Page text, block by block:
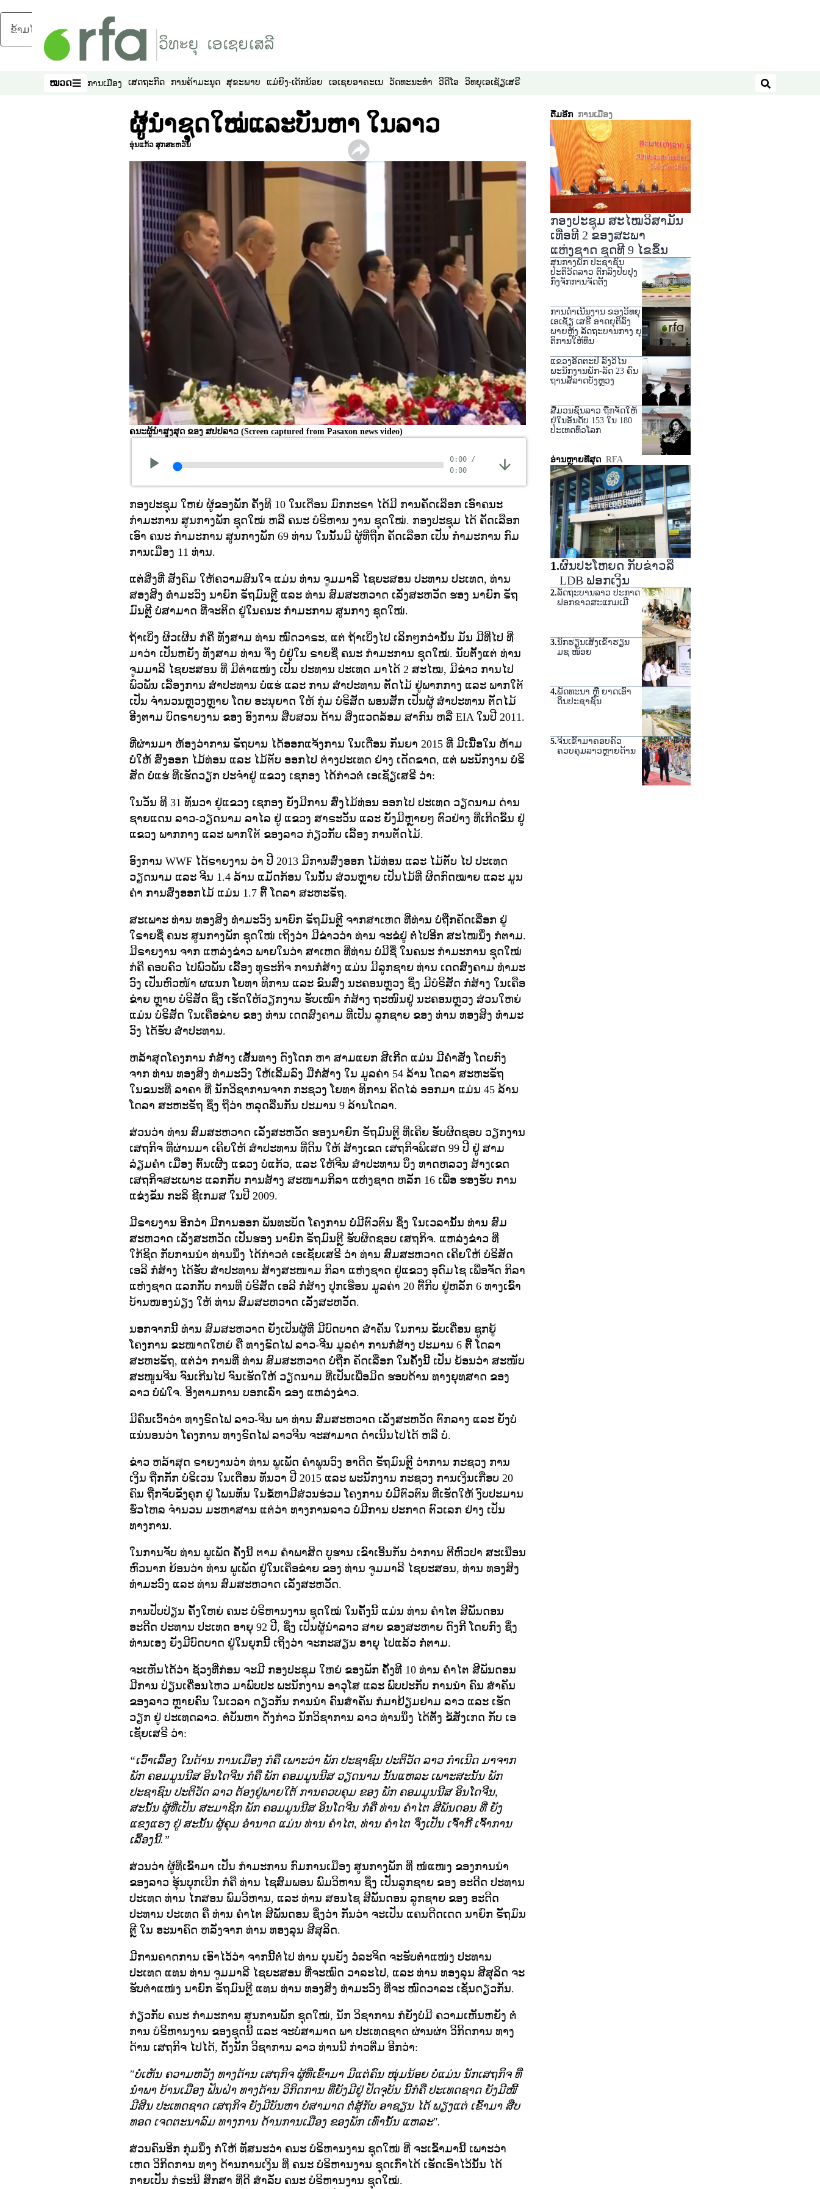
ຂ້າມໄປຍັງເນື້ອຫາຫຼັກ
ໝວດ
ໝວດ ການເມືອງ ເສດຖະກິດ ການຄ້າມະນຸດ ສຸຂະພາບ ແມ່ຍິງ-ເດັກນ້ອຍ ເອເຊຍອາຄະເນ ວັດທະນະທຳ ວີດີໂອ ວິທຍຸເອເຊັຽເສຣີ
ຄົ້ນຫາ
ຜູ້ນໍາຊຸດໃໝ່ແລະບັນຫາ ໃນລາວ
ອຸ່ນແກ້ວ ສຸກສະຫວັນ
ຄນະຜູ້ນໍາສູງສຸດ ຂອງ ສປປລາວ (Screen captured from Pasaxon news video)
0:00 /
0:00
ກອງປະຊຸມ ໃຫຍ່ ຜູ້ຂອງພັກ ຄັ້ງທີ 10 ໃນເດືອນ ມົກກະຣາ ໄດ້ມີ ການຄັດເລືອກ ເອົາຄນະ
ກໍາມະການ ສູນກາງພັກ ຊຸດໃໝ່ ຫລື ຄນະ ບໍຣິຫານ ງານ ຊຸດໃໝ່. ກອງປະຊຸມ ໄດ້ ຄັດເລືອກ
ເອົາ ຄນະ ກໍາມະການ ສູນກາງພັກ 69 ທ່ານ ໃນນັ້ນມີ ຜູ້ທີ່ຖືກ ຄັດເລືອກ ເປັນ ກໍາມະການ ກົມ
ການເມືອງ 11 ທ່ານ.
ແຕ່ສິ່ງທີ່ ສັງຄົມ ໃຫ້ຄວາມສົນໃຈ ແມ່ນ ທ່ານ ຈູມມາລີ ໄຊຍະສອນ ປະທານ ປະເທດ, ທ່ານ
ສອງສິງ ທໍາມະວົງ ນາຍົກ ຣັຖມົນຕຼີ ແລະ ທ່ານ ສົມສະຫວາດ ເລັ່ງສະຫວັດ ຮອງ ນາຍົກ ຣັຖ
ມົນຕຼີ ບໍ່ສາມາດ ທີ່ຈະຕິດ ຢູ່ໃນຄນະ ກໍາມະການ ສູນກາງ ຊຸດໃໝ່.
ຖ້າເບິ່ງ ຜິວເຜີນ ກໍຄື ທັງສາມ ທ່ານ ໝົດວາຣະ, ແຕ່ ຖ້າເບິ່ງໄປ ເລິກໆກວ່ານັ້ນ ມັນ ມີທີ່ໄປ ທີ່
ມາວ່າ ເປັນຫຍັງ ທັງສາມ ທ່ານ ຈຶ່ງ ບໍ່ຢູ່ໃນ ຣາຍຊື່ ຄນະ ກໍາມະການ ຊຸດໃໝ່. ນັບຕັ້ງແຕ່ ທ່ານ
ຈູມມາລີ ໄຊຍະສອນ ທີ່ ມີຕໍາແໜ່ງ ເປັນ ປະທານ ປະເທດ ມາໄດ້ 2 ສະໄໝ, ມີຂ່າວ ການໄປ
ພົວພັນ ເລື້ອງການ ສໍາປະທານ ບໍ່ແຮ່ ແລະ ການ ສໍາປະທານ ຕັດໄມ້ ຢູ່ພາກກາງ ແລະ ພາກໃຕ້
ເປັນ ຈໍານວນຫຼວງຫຼາຍ ໂດຍ ອະນຸຍາດ ໃຫ້ ກຸ່ມ ບໍຣິສັດ ພອນສັກ ເປັນຜູ້ ສໍາປະທານ ຕັດໄມ້
ອີງຕາມ ບົດຣາຍງານ ຂອງ ອົງການ ສືບສວນ ດ້ານ ສິ່ງແວດລ້ອມ ສາກົນ ຫລື EIA ໃນປີ 2011.
ທີ່ຜ່ານມາ ຫ້ອງວ່າການ ຣັຖບານ ໄດ້ອອກແຈ້ງການ ໃນເດືອນ ກັນຍາ 2015 ທີ່ ມີເນື້ອໃນ ຫ້າມ
ບໍ່ໃຫ້ ສົ່ງອອກ ໄມ້ທ່ອນ ແລະ ໄມ້ຕັບ ອອກໄປ ຕ່າງປະເທດ ຢ່າງ ເດັດຂາດ, ແຕ່ ພະນັກງານ ບໍຣິ
ສັດ ບໍ່ແຮ່ ທີ່ເຮັດວຽກ ປະຈໍາຢູ່ ແຂວງ ເຊກອງ ໄດ້ກ່າວຕໍ່ ເອເຊັຽເສຣີ ວ່າ:
ໃນວັນ ທີ 31 ທັນວາ ຢູ່ແຂວງ ເຊກອງ ຍັງມີການ ສົ່ງໄມ້ທ່ອນ ອອກໄປ ປະເທດ ວຽດນາມ ດ່ານ
ຊາຍແດນ ລາວ-ວຽດນາມ ລາໄລ ຢູ່ ແຂວງ ສາຣະວັນ ແລະ ຍັງມີຫຼາຍໆ ຕົວຢ່າງ ທີ່ເກີດຂຶ້ນ ຢູ່
ແຂວງ ພາກກາງ ແລະ ພາກໃຕ້ ຂອງລາວ ກ່ຽວກັບ ເລື້ອງ ການຕັດໄມ້.
ອົງການ WWF ໄດ້ຣາຍງານ ວ່າ ປີ 2013 ມີການສົ່ງອອກ ໄມ້ທ່ອນ ແລະ ໄມ້ຕັບ ໄປ ປະເທດ
ວຽດນາມ ແລະ ຈີນ 1.4 ລ້ານ ແມັດກ້ອນ ໃນນັ້ນ ສ່ວນຫຼາຍ ເປັນໄມ້ທີ່ ຜິດກົດໝາຍ ແລະ ມູນ
ຄ່າ ການສົ່ງອອກໄມ້ ແມ່ນ 1.7 ຕື້ ໂດລາ ສະຫະຣັຖ.
ສະເພາະ ທ່ານ ທອງສິງ ທໍາມະວົງ ນາຍົກ ຣັຖມົນຕຼີ ຈາກສາເຫດ ທີ່ທ່ານ ບໍ່ຖືກຄັດເລືອກ ຢູ່
ໃຣາຍຊື່ ຄນະ ສູນກາງພັກ ຊຸດໃໝ່ ເຖິງວ່າ ມີຂ່າວວ່າ ທ່ານ ຈະຂໍຢູ່ ຕໍ່ໄປອີກ ສະໄໝນຶ່ງ ກໍຕາມ.
ມີຣາຍງານ ຈາກ ແຫລ່ງຂ່າວ ພາຍໃນວ່າ ສາເຫດ ທີ່ທ່ານ ບໍ່ມີຊື່ ໃນຄນະ ກໍາມະການ ຊຸດໃໝ່
ກໍຄື ຄອບຄົວ ໄປພົວພັນ ເລື້ຶ້ອງ ທຸຣະກິຈ ການກໍ່ສ້າງ ແມ່ນ ມີລູກຊາຍ ທ່ານ ເດດສົງຄາມ ທໍາມະ
ວົງ ເປັນຫົວໜ້າ ຜແນກ ໂຍທາ ທິການ ແລະ ຂົນສົ່ງ ນະຄອນຫຼວງ ຊຶ່ງ ມີບໍຣິສັດ ກໍ່ສ້າງ ໃນເຄືອ
ຂ່າຍ ຫຼາຍ ບໍຣິສັດ ຊຶ່ງ ເຮັດໃຫ້ວຽກງານ ຮັບເໝົາ ກໍ່ສ້າງ ຖະໜົນຢູ່ ນະຄອນຫຼວງ ສ່ວນໃຫຍ່
ແມ່ນ ບໍຣິສັດ ໃນເຄືອຂ່າຍ ຂອງ ທ່ານ ເດດສົງຄາມ ທີ່ເປັນ ລູກຊາຍ ຂອງ ທ່ານ ທອງສິງ ທໍາມະ
ວົງ ໄດ້ຮັບ ສໍາປະທານ.
ຫລ້າສຸດໂຄງການ ກໍ່ສ້າງ ເສັ້ນທາງ ດົງໂດກ ຫາ ສາມແຍກ ສີເກີດ ແມ່ນ ມີຄໍາສັ່ງ ໂດຍກົງ
ຈາກ ທ່ານ ທອງສິງ ທໍາມະວົງ ໃຫ້ເລີ້ມລົງ ມືກໍ່ສ້າງ ໃນ ມູລຄ່າ 54 ລ້ານ ໂດລາ ສະຫະຣັຖ
ໃນຂນະທີ່ ລາຄາ ທີ່ ນັກວິຊາການຈາກ ກະຊວງ ໂຍທາ ທິການ ຄິດໄລ່ ອອກມາ ແມ່ນ 45 ລ້ານ
ໂດລາ ສະຫະຣັຖ ຊຶ່ງ ຖືວ່າ ຫລຸດລືີ່ນກັນ ປະມານ 9 ລ້ານໂດລາ.
ສ່ວນວ່າ ທ່ານ ສົມສະຫວາດ ເລັ່ງສະຫວັດ ຮອງນາຍົກ ຣັຖມົນຕຼີ ທີ່ເຄີຍ ຮັບຜິດຊອບ ວຽກງານ
ເສຖກິຈ ທີ່ຜ່ານມາ ເຄີຍໃຫ້ ສໍາປະທານ ທີ່ດິນ ໃຫ້ ສ້າງເຂດ ເສຖກິຈພິເສດ 99 ປີ ຢູ່ ສາມ
ລ່ຽມຄໍາ ເມືຶອງ ຕົ້ນເຜີ້ງ ແຂວງ ບໍ່ແກ້ວ, ແລະ ໃຫ້ຈີນ ສໍາປະທານ ບຶງ ທາດຫລວງ ສ້າງເຂດ
ເສຖກິຈສະເພາະ ແລກກັບ ການສ້າງ ສະໜາມກິລາ ແຫ່ງຊາດ ຫລັກ 16 ເພື່ອ ຮອງຮັບ ການ
ແຂ່ງຂັນ ກະລິ ຊີເກມສ ໃນປີ 2009.
ມີຣາຍງານ ອີກວ່າ ມີການອອກ ພັນທະບັດ ໂຄງການ ບໍ່ມີຕົວຕົນ ຊຶ່ງ ໃນເວລານັ້ນ ທ່ານ ສົມ
ສະຫວາດ ເລັ່ງສະຫວັດ ເປັນຮອງ ນາຍົກ ຣັຖມົນຕຼີ ຮັບຜິດຊອບ ເສຖກິຈ. ແຫລ່ງຂ່າວ ທີ່
ໃກ້ຊິດ ກັບການນໍາ ທ່ານນຶ່ງ ໄດ້ກ່າວຕໍ່ ເອເຊັຍເສຣີ ວ່າ ທ່ານ ສົມສະຫວາດ ເຄີຍໃຫ້ ບໍຣິສັດ
ເອລີ ກໍ່ສ້າງ ໄດ້ຮັບ ສໍາປະທານ ສ້າງສະໜາມ ກິລາ ແຫ່ງຊາດ ຢູ່ແຂວງ ອຸດົມໄຊ ເພື່ອຈັດ ກິລາ
ແຫ່ງຊາດ ແລກກັບ ການທີ່ ບໍຣິສັດ ເອລີ ກໍ່ສ້າງ ປຸກເຮືອນ ມູລຄ່າ 20 ຕື້ກີບ ຢູ່ຫລັກ 6 ທາງເຂົ້າ
ບ້ານໜອງນ່ຽງ ໃຫ້ ທ່ານ ສົມສະຫວາດ ເລັ່ງສະຫວັດ.
ນອກຈາກນີ້ ທ່ານ ສົມສະຫວາດ ຍັງເປັນຜູ້ທີ່ ມີບົດບາດ ສໍາຄັນ ໃນການ ຂັບເຄື່ອນ ຊູກຍູ້
ໂຄງການ ຂະໜາດໃຫຍ່ ຄື ທາງຣົດໄຟ ລາວ-ຈີນ ມູລຄ່າ ການກໍ່ສ້າງ ປະມານ 6 ຕື້ ໂດລາ
ສະຫະຣັຖ, ແຕ່ວ່າ ການທີ່ ທ່ານ ສົມສະຫວາດ ບໍ່ຖືກ ຄັດເລືອກ ໃນຄັ້ງນີ້ ເປັນ ຍ້ອນວ່າ ສະໜັບ
ສະໜູນຈີນ ຈົນເກີນໄປ ຈົນເຮັດໃຫ້ ວຽດນາມ ທີ່ເປັນເພື່ອມິດ ຮອບດ້ານ ທາງຍຸທສາດ ຂອງ
ລາວ ບໍ່ພໍໃຈ. ອີງຕາມການ ບອກເລົ່າ ຂອງ ແຫລ່ງຂ່າວ.
ມີຄົນເວົ້າວ່າ ທາງຣົດໄຟ ລາວ-ຈີນ ພາ ທ່ານ ສົມສະຫວາດ ເລັ່ງສະຫວັດ ຕົກລາງ ແລະ ຍັງບໍ່
ແນ່ນອນວ່າ ໂຄງການ ທາງຣົດໄຟ ລາວຈີນ ຈະສາມາດ ດໍາເນີນໄປໄດ້ ຫລື ບໍ່.
ຂ່າວ ຫລ້າສຸດ ຣາຍງານວ່າ ທ່ານ ພູເພັດ ຄໍາພູນວົງ ອາດີດ ຣັຖມົນຕຼີ ວ່າການ ກະຊວງ ການ
ເງິນ ຖືກກັກ ບໍຣິເວນ ໃນເດືອນ ທັນວາ ປີ 2015 ແລະ ພະນັກງານ ກະຊວງ ການເງິນເກືອບ 20
ຄົນ ຖືກຈັບຂັງຄຸກ ຢູ່ ໂພນທັນ ໃນຂໍ້ຫາມີສ່ວນຮ່ວມ ໂຄງການ ບໍ່ມີຕົວຕົນ ທີ່ເຮັດໃຫ້ ງົບປະມານ
ຮົ່ວໄຫລ ຈໍານວນ ມະຫາສານ ແຕ່ວ່າ ທາງການລາວ ບໍ່ມີການ ປະກາດ ຕົວເລກ ຢ່າງ ເປັນ
ທາງການ.
ໃນການຈັບ ທ່ານ ພູເພັດ ຄັ້ງນີ້ ຕາມ ຄໍາພາສິດ ບູຮານ ເຂົາເອີ້ນກັນ ວ່າການ ຕີຫົວປາ ສະເນືອນ
ຫົວນາກ ຍ້ອນວ່າ ທ່ານ ພູເພັດ ຢູ່ໃນເຄືອຂ່າຍ ຂອງ ທ່ານ ຈູມມາລີ ໄຊຍະສອນ, ທ່ານ ທອງສິງ
ທໍາມະວົງ ແລະ ທ່ານ ສົມສະຫວາດ ເລັ່ງສະຫວັດ.
ການປັບປ່ຽນ ຄັ້ງໃຫຍ່ ຄນະ ບໍຣິຫານງານ ຊຸດໃໝ່ ໃນຄັ້ງນີ້ ແມ່ນ ທ່ານ ຄໍາໄຕ ສີພັນດອນ
ອະດີດ ປະທານ ປະເທດ ອາຍຸ 92 ປີ, ຊຶ່ງ ເປັນຜູ້ນໍາລາວ ສາຍ ຂອງສະຫາຍ ດົງກີ ໂດຍກົງ ຊຶ່ງ
ທ່ານເອງ ຍັງມີບົດບາດ ຢູ່ໃນຍຸກນີ້ ເຖິງວ່າ ຈະກະສຽນ ອາຍຸ ໄປແລ້ວ ກໍຕາມ.
ຈະເຫັນໄດ້ວ່າ ຊ້ວງທີ່ກ່ອນ ຈະມີ ກອງປະຊຸມ ໃຫຍ່ ຂອງພັກ ຄັ້ງທີ 10 ທ່ານ ຄໍາໄຕ ສີພັນດອນ
ມີການ ປ່ຽນເຄື່ອນໄຫວ ມາພົບປະ ພະນັກງານ ອາວຸໂສ ແລະ ພົບປະກັບ ການນໍາ ຄົນ ສໍາຄັນ
ຂອງລາວ ຫຼາຍຄົນ ໃນເວລາ ດຽວກັນ ການນໍາ ຄົນສໍາຄັນ ກໍມາຢ້ຽມຢາມ ລາວ ແລະ ເຮັດ
ວຽກ ຢູ່ ປະເທດລາວ. ຕໍ່ບັນຫາ ດັ່ງກ່າວ ນັກວິຊາການ ລາວ ທ່ານນຶ່ງ ໄດ້ຕັ້ງ ຂໍ້ສັງເກດ ກັບ ເອ
ເຊັຍເສຣີ ວ່າ:
“ເວົ້າເລື້ອງ ໃນດ້ານ ການເມືອງ ກໍຄື ເພາະວ່າ ພັກ ປະຊາຊົນ ປະຕິວັດ ລາວ ກໍາເນີດ ມາຈາກ
ພັກ ຄອມມູນນີສ ອິນໂດຈີນ ກໍຄື ພັກ ຄອມມູນນີສ ວຽດນາມ ນັ້ນແຫລະ ເພາະສະນັ້ນ ພັກ
ປະຊາຊົນ ປະຕິວັດ ລາວ ຕ້ອງຢູ່ພາຍໃຕ້ ການຄວບຄຸມ ຂອງ ພັກ ຄອມມູນນີສ ອິນໂດຈີນ,
ສະນັ້ນ ຜູ້ທີ່ເປັນ ສະມາຊິກ ພັກ ຄອມມູນນີສ ອິນໂດຈີນ ກໍຄື ທ່ານ ຄໍາໄຕ ສີພັນດອນ ທີ່ ຍັງ
ແຂງແຮງ ຢູ່ ສະນັ້ນ ຜູ້ຄຸມ ອໍານາດ ແມ່ນ ທ່ານ ຄໍາໄຕ, ທ່ານ ຄໍາໄຕ ຈຶ່ງເປັນ ເຈົ້າກີ້ ເຈົ້າການ
ເລື້ອງນີ້.”
ສ່ວນວ່າ ຜູ້ທີ່ເຂົ້າມາ ເປັນ ກໍາມະການ ກົມການເມືອງ ສູນກາງພັກ ທີ່ ໜໍ່ແໜງ ຂອງການນໍາ
ຂອງລາວ ຮຸ້ນບຸກເບີກ ກໍຄື ທ່ານ ໄຊສົມພອນ ພົມວິຫານ ຊຶ່ງ ເປັນລູກຊາຍ ຂອງ ອະດີດ ປະທານ
ປະເທດ ທ່ານ ໄກສອນ ພົມວິຫານ, ແລະ ທ່ານ ສອນໄຊ ສີພັນດອນ ລູກຊາຍ ຂອງ ອະດີດ
ປະທານ ປະເທດ ຄື ທ່ານ ຄໍາໄຕ ສີພັນດອນ ຊຶ່ງວ່າ ກັນວ່າ ຈະເປັນ ແຄນດີດເດດ ນາຍົກ ຣັຖມົນ
ຕຼີ ໃນ ອະນາຄົດ ຫລັງຈາກ ທ່ານ ທອງລຸນ ສີສຸລິດ.
ມີການຄາດການ ເອົາໄວ້ວ່າ ຈາກນີ້ຕໍ່ໄປ ທ່ານ ບຸນຍັງ ວໍລະຈິດ ຈະຮັບຕໍາແໜ່ງ ປະທານ
ປະເທດ ແທນ ທ່ານ ຈູມມາລີ ໄຊຍະສອນ ທີ່ຈະໝົດ ວາລະໄປ, ແລະ ທ່ານ ທອງລຸນ ສີສຸລິດ ຈະ
ຮັບຕໍາແໜ່ງ ນາຍົກ ຣັຖມົນຕຼີ ແທນ ທ່ານ ທອງສິງ ທໍາມະວົງ ທີ່ຈະ ໝົດວາລະ ເຊັ່ນດຽວກັນ.
ກ່ຽວກັບ ຄນະ ກໍາມະການ ສູນການພັກ ຊຸດໃໝ່, ນັກ ວິຊາການ ກໍຍັງບໍ່ມີ ຄວາມເຫັນຫຍັງ ຕໍ່
ການ ບໍຣິຫານງານ ຂອງຊຸດນີ້ ແລະ ຈະບໍ່ສາມາດ ພາ ປະເທດຊາດ ຜ່ານຜ່າ ວິກິດການ ທາງ
ດ້ານ ເສຖກິຈ ໄປໄດ້, ດັ່ງນັກ ວິຊາການ ລາວ ທ່ານນີ້ ກ່າວຕື່ມ ອີກວ່າ:
"ບໍ່ເຫັນ ຄວາມຫວັງ ທາງດ້ານ ເສຖກິຈ ຜູ້ທີ່ເຂົ້າມາ ມີແຕ່ຄົນ ໜຸ່ມນ້ອຍ ບໍ່ແມ່ນ ນັກເສຖກິຈ ທີ່
ນໍາພາ ບ້ານເມືອງ ຟັນຝ່າ ທາງດ້ານ ວິກິດການ ທີ່ຍັງມີຢູ່ ປັດຈຸບັນ ນີ້ກໍຄື ປະເທດຊາດ ຍັງມີໜີ້
ມີສິນ ປະເທດຊາດ ເສຖກິຈ ຍັງມີບັນຫາ ບໍ່ສາມາດ ຕໍ່ສູ້ກັບ ອາຊຽນ ໄດ້ ພຽງແຕ່ ເຂົ້າມາ ສືບ
ທອດ ເຈດຕະນາລົມ ທາງການ ດ້ານການເມືອງ ຂອງພັກ ເທົ່ານັ້ນ ແຫລະ".
ສ່ວນຄົນອີກ ກຸ່ມນຶ່ງ ກໍໃຫ້ ທັສນະວ່າ ຄນະ ບໍຣິຫານງານ ຊຸດໃໝ່ ທີ່ ຈະເຂົ້າມານີ້ ເພາະວ່າ
ເຫດ ວິກິດການ ທາງ ດ້ານການເງິນ ທີ່ ຄນະ ບໍຣິຫານງານ ຊຸດເກົ່າໄດ້ ເຮັດເອົາໄວ້ນັ້ນ ໄດ້
ກາຍເປັນ ກໍຣະນີ ສຶກສາ ທີ່ດີ ສໍາລັບ ຄນະ ບໍຣິຫານງານ ຊຸດໃໝ່.
ຕື່ມອີກ ການເມືອງ
ກອງປະຊຸມ ສະໄໝວິສາມັນ
ເທື່ອທີ 2 ຂອງສະພາ
ແຫ່ງຊາດ ຊຸດທີ 9 ໄຂຂຶ້ນ
ສູນກາງພັກ ປະຊາຊົນ
ປະຕິວັດລາວ ຕົກລົງປັບປຸງ
ກົງຈັກການຈັດຕັ້ງ
ການດໍາເນີນງານ ຂອງວິທຍຸ
ເອເຊັຽ ເສຣີ ອາດຍຸຕິລົງ
ພາຍຫຼັງ ລັດຖະບານກາງ ຍຸ
ຕິການໃຫ້ທຶນ
ແຂວງອັດຕະປື ລົງວິໄນ
ພະນັກງານພັກ-ລັດ 23 ຄົນ
ຖານສໍ້ລາດບັງຫຼວງ
ສື່ມວນຊົນລາວ ຖືກຈັດໃຫ້
ຢູ່ໃນອັນດັບ 153 ໃນ 180
ປະເທດທົ່ວໂລກ
ອ່ານຫຼາຍທີ່ສຸດ RFA
1.ຜົນປະໂຫຍດ ກັບຂ່າວລື
LDB ຟອກເງິນ
2.ລັດຖະບານລາວ ປະກາດ
ຟອກຂາວສະແກມເມີ
3.ນັກຮຽນເສັງເຂົ້າຮຽນ
ມຊ ໜ້ອຍ
4.ພັດທະນາ ຫຼື ຍາດເອົາ
ດິນປະຊາຊົນ
5.ຈີນເຂົ້າມາຄອບຄົວ
ຄວບຄຸມລາວຫຼາຍດ້ານ